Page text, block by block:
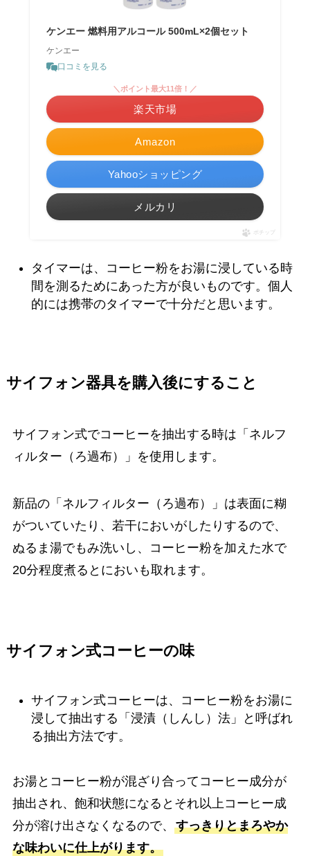
ケンエー 燃料用アルコール 500mL×2個セット
ケンエー
口コミを見る
Amazon
＼ポイント最大11倍！／
楽天市場
Yahooショッピング
メルカリ
ポチップ
タイマーは、コーヒー粉をお湯に浸している時
間を測るためにあった方が良いものです。個人
的には携帯のタイマーで十分だと思います。
サイフォン器具を購入後にすること
サイフォン式でコーヒーを抽出する時は「ネルフ
ィルター（ろ過布）」を使用します。
新品の「ネルフィルター（ろ過布）」は表面に糊
がついていたり、若干においがしたりするので、
ぬるま湯でもみ洗いし、コーヒー粉を加えた水で
20分程度煮るとにおいも取れます。
サイフォン式コーヒーの味
サイフォン式コーヒーは、コーヒー粉をお湯に
浸して抽出する「浸漬（しんし）法」と呼ばれ
る抽出方法です。
お湯とコーヒー粉が混ざり合ってコーヒー成分が
抽出され、飽和状態になるとそれ以上コーヒー成
分が溶け出さなくなるので、 すっきりとまろやか
な味わいに仕上がります。